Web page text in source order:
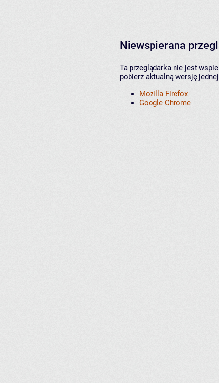
Niewspierana
Ta przeglądarka nie jest
pobierz aktualną wersję
Mozilla Firefox
Google Chrome